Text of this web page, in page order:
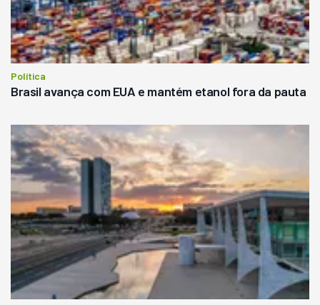
Política
Brasil avança com EUA e mantém etanol fora da pauta